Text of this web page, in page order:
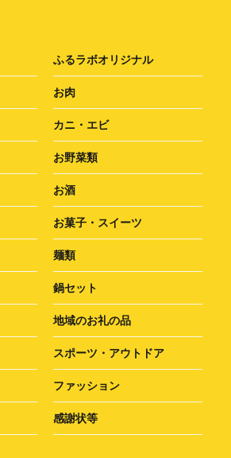
ふるラボオリジナル
お肉
カニ・エビ
お野菜類
お酒
お菓子・スイーツ
麺類
鍋セット
地域のお礼の品
スポーツ・アウトドア
ファッション
感謝状等